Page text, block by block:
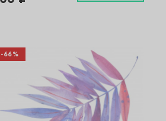
-66%